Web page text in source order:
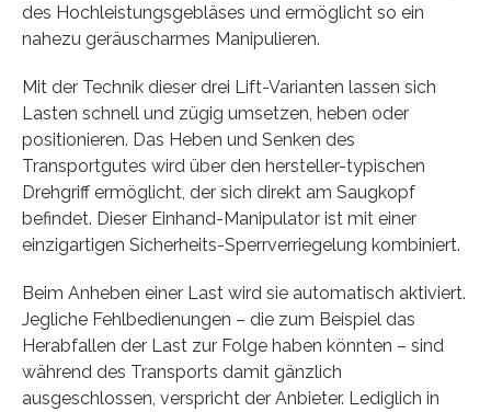
des Hochleistungsgebläses und ermöglicht so ein
nahezu geräuscharmes Manipulieren.
Mit der Technik dieser drei Lift-Varianten lassen sich
Lasten schnell und zügig umsetzen, heben oder
positionieren. Das Heben und Senken des
Transportgutes wird über den hersteller-typischen
Drehgriff ermöglicht, der sich direkt am Saugkopf
befindet. Dieser Einhand-Manipulator ist mit einer
einzigartigen Sicherheits-Sperrverriegelung kombiniert.
Beim Anheben einer Last wird sie automatisch aktiviert.
Jegliche Fehlbedienungen – die zum Beispiel das
Herabfallen der Last zur Folge haben könnten – sind
während des Transports damit gänzlich
ausgeschlossen, verspricht der Anbieter. Lediglich in